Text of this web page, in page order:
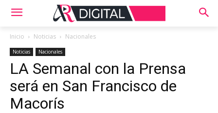
Inicio Noticias Nacionales
Noticias Nacionales
LA Semanal con la Prensa
será en San Francisco de
Macorís